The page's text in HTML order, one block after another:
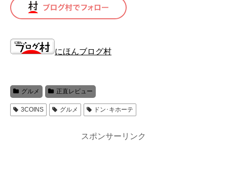
にほんブログ村
グルメ 正直レビュー
3COINS グルメ ドン･キホーテ
スポンサーリンク